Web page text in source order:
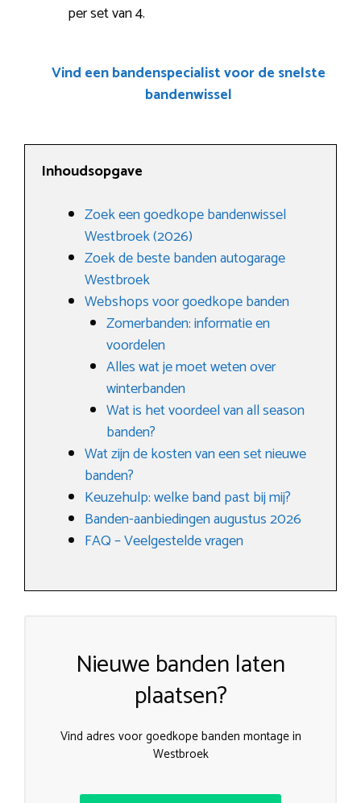
per set van 4.
Vind een bandenspecialist voor de snelste
bandenwissel
Inhoudsopgave
Zoek een goedkope bandenwissel
Westbroek (2026)
Zoek de beste banden autogarage
Westbroek
Webshops voor goedkope banden
Zomerbanden: informatie en
voordelen
Alles wat je moet weten over
winterbanden
Wat is het voordeel van all season
banden?
Wat zijn de kosten van een set nieuwe
banden?
Keuzehulp: welke band past bij mij?
Banden-aanbiedingen augustus 2026
FAQ – Veelgestelde vragen
Nieuwe banden laten
plaatsen?
Vind adres voor goedkope banden montage in
Westbroek